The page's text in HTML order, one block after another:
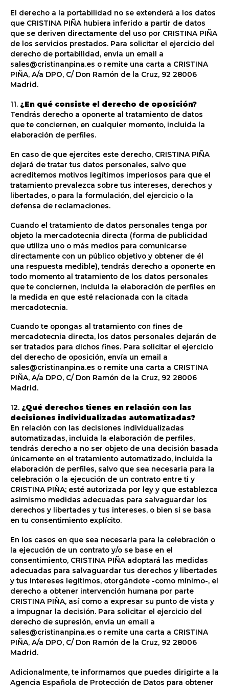
El derecho a la portabilidad no se extenderá a los datos
que CRISTINA PIÑA hubiera inferido a partir de datos
que se deriven directamente del uso por CRISTINA PIÑA
de los servicios prestados. Para solicitar el ejercicio del
derecho de portabilidad, envía un email a
sales@cristinanpina.es o remite una carta a CRISTINA
PIÑA, A/a DPO, C/ Don Ramón de la Cruz, 92 28006
Madrid.
11. ¿En qué consiste el derecho de oposición?
Tendrás derecho a oponerte al tratamiento de datos
que te conciernen, en cualquier momento, incluida la
elaboración de perfiles.
En caso de que ejercites este derecho, CRISTINA PIÑA
dejará de tratar tus datos personales, salvo que
acreditemos motivos legítimos imperiosos para que el
tratamiento prevalezca sobre tus intereses, derechos y
libertades, o para la formulación, del ejercicio o la
defensa de reclamaciones.
Cuando el tratamiento de datos personales tenga por
objeto la mercadotecnia directa (forma de publicidad
que utiliza uno o más medios para comunicarse
directamente con un público objetivo y obtener de él
una respuesta medible), tendrás derecho a oponerte en
todo momento al tratamiento de los datos personales
que te conciernen, incluida la elaboración de perfiles en
la medida en que esté relacionada con la citada
mercadotecnia.
Cuando te opongas al tratamiento con fines de
mercadotecnia directa, los datos personales dejarán de
ser tratados para dichos fines. Para solicitar el ejercicio
del derecho de oposición, envía un email a
sales@cristinanpina.es o remite una carta a CRISTINA
PIÑA, A/a DPO, C/ Don Ramón de la Cruz, 92 28006
Madrid.
12. ¿Qué derechos tienes en relación con las
decisiones individualizadas automatizadas?
En relación con las decisiones individualizadas
automatizadas, incluida la elaboración de perfiles,
tendrás derecho a no ser objeto de una decisión basada
únicamente en el tratamiento automatizado, incluida la
elaboración de perfiles, salvo que sea necesaria para la
celebración o la ejecución de un contrato entre ti y
CRISTINA PIÑA; esté autorizada por ley y que establezca
asimismo medidas adecuadas para salvaguardar los
derechos y libertades y tus intereses, o bien si se basa
en tu consentimiento explícito.
En los casos en que sea necesaria para la celebración o
la ejecución de un contrato y/o se base en el
consentimiento, CRISTINA PIÑA adoptará las medidas
adecuadas para salvaguardar tus derechos y libertades
y tus intereses legítimos, otorgándote -como mínimo-, el
derecho a obtener intervención humana por parte
CRISTINA PIÑA, así como a expresar su punto de vista y
a impugnar la decisión. Para solicitar el ejercicio del
derecho de supresión, envía un email a
sales@cristinanpina.es o remite una carta a CRISTINA
PIÑA, A/a DPO, C/ Don Ramón de la Cruz, 92 28006
Madrid.
Adicionalmente, te informamos que puedes dirigirte a la
Agencia Española de Protección de Datos para obtener